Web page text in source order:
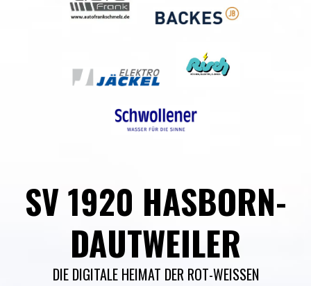
SV 1920 HASBORN-
DAUTWEILER
DIE DIGITALE HEIMAT DER ROT-WEISSEN